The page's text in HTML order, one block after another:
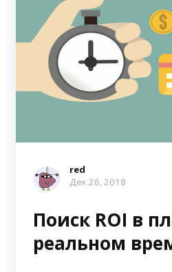
red
Дек 26, 2018
Поиск ROI в
реальном